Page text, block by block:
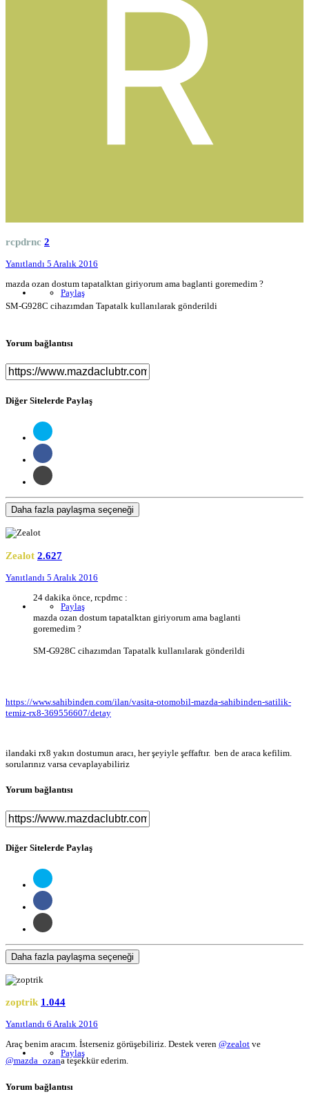
rcpdrnc 2
Yanıtlandı 5 Aralık 2016
Paylaş
mazda ozan dostum tapatalktan giriyorum ama baglanti goremedim ?
SM-G928C cihazımdan Tapatalk kullanılarak gönderildi
Yorum bağlantısı
Diğer Sitelerde Paylaş
Daha fazla paylaşma seçeneği
Zealot 2.627
Yanıtlandı 5 Aralık 2016
Paylaş
24 dakika önce, rcpdrnc :
mazda ozan dostum tapatalktan giriyorum ama baglanti
goremedim ?
SM-G928C cihazımdan Tapatalk kullanılarak gönderildi
https://www.sahibinden.com/ilan/vasita-otomobil-mazda-sahibinden-satilik-
temiz-rx8-369556607/detay
ilandaki rx8 yakın dostumun aracı, her şeyiyle şeffaftır. ben de araca kefilim.
sorularınız varsa cevaplayabiliriz
Yorum bağlantısı
Diğer Sitelerde Paylaş
Daha fazla paylaşma seçeneği
zoptrik 1.044
Yanıtlandı 6 Aralık 2016
Paylaş
Araç benim aracım. İsterseniz görüşebiliriz. Destek veren @zealot ve
@mazda_ozana teşekkür ederim.
Yorum bağlantısı